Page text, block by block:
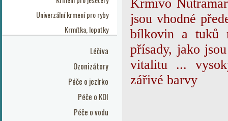
Univerzální krmení pro ryby
Krmítka, lopatky
Léčiva
Ozonizátory
Péče o jezírko
Péče o KOI
Péče o vodu
Krmivo
jsou vhodné
bílkovin a tuků
přísady, jako
vitalitu ...
zářivé barvy